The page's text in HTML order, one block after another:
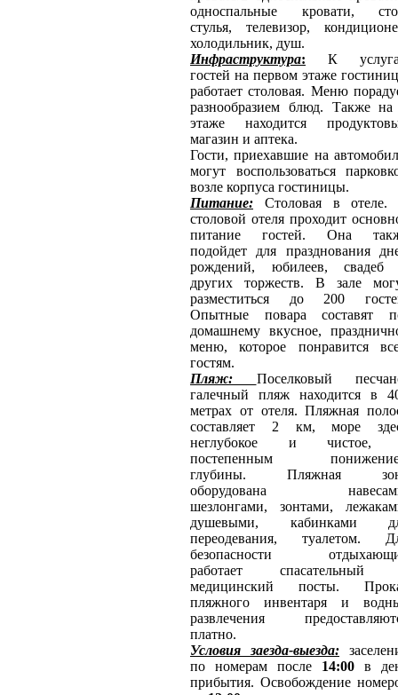
односпальные кровати,
стулья, телевизор,
холодильник, душ.
Инфраструктура:
К
гостей на первом этаже
работает столовая. Меню
разнообразием блюд. Также
этаже находится
магазин и аптека.
Гости, приехавшие на
могут воспользоваться
возле корпуса гостиницы.
Питание: Столовая в
столовой отеля проходит
питание гостей. Она
подойдет для празднования
рождений, юбилеев, свадеб
других торжеств. В зале
разместиться до 200
Опытные повара составят
домашнему вкусное,
меню, которое понравится
гостям.
Пляж:
Поселковый
галечный пляж находится в
метрах от отеля. Пляжная
составляет 2 км, море
неглубокое и чистое,
постепенным
глубины. Пляжная
оборудована
шезлонгами, зонтами,
душевыми, кабинками
переодевания, туалетом.
безопасности
работает спасательный
медицинский посты.
пляжного инвентаря и
развлечения
платно.
Условия заезда-выезда:
по номерам после 14:00 в
прибытия. Освобождение